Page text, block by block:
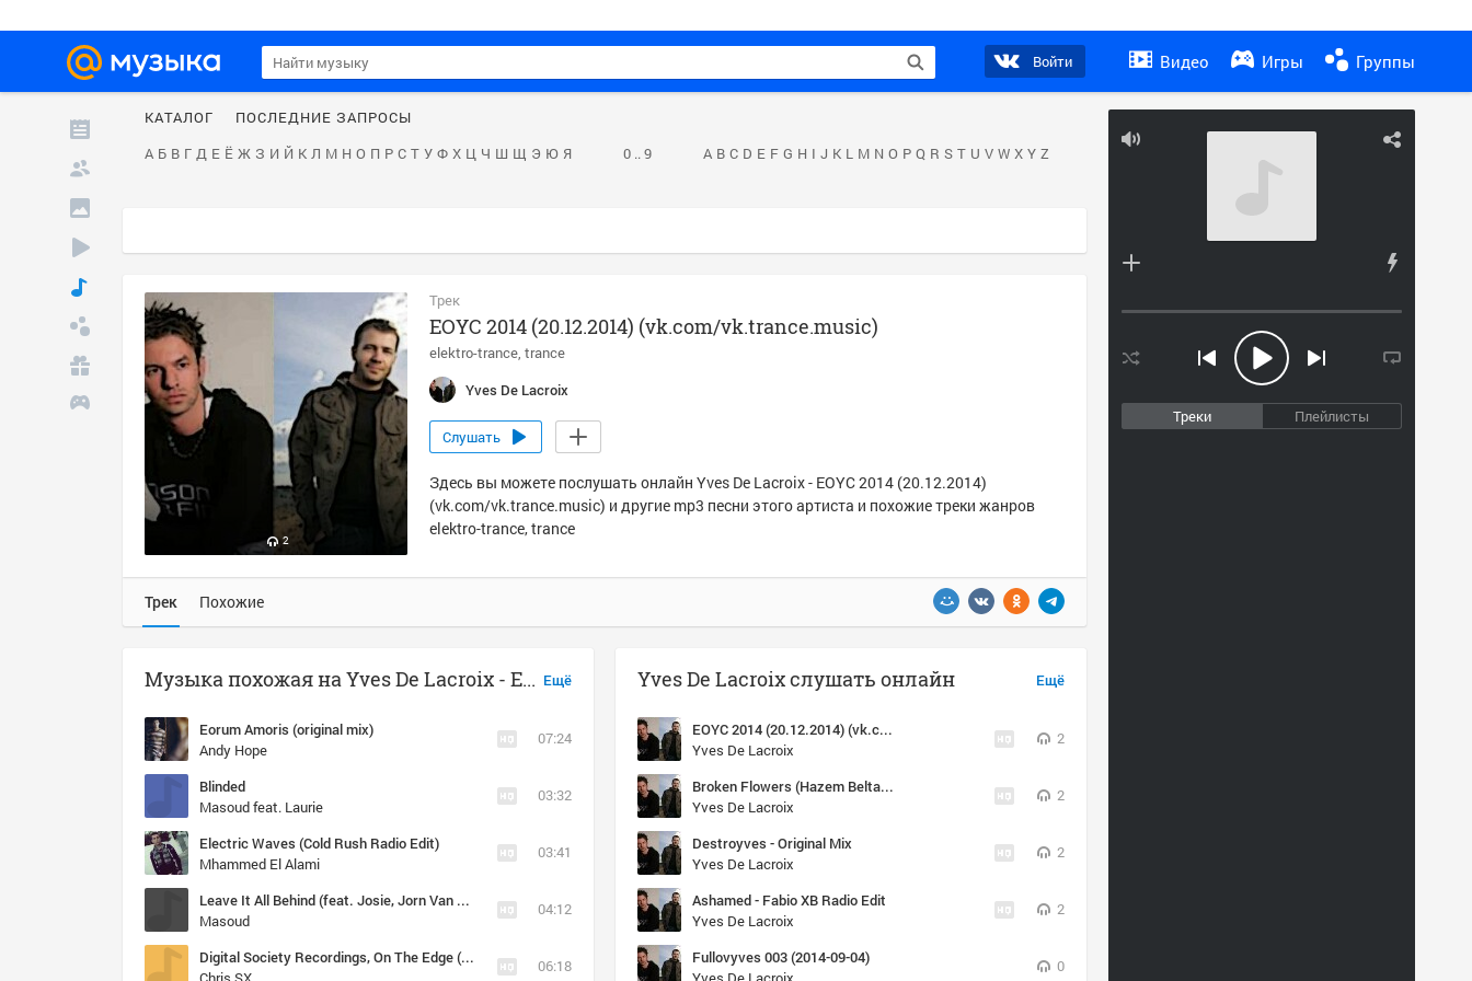
Войти Видео Игры Группы
Треки Плейлисты
КАТАЛОГ
ПОСЛЕДНИЕ ЗАПРОСЫ
А Б В Г Д Е Ё Ж З И Й К Л М Н О П Р С Т У Ф Х Ц Ч Ш Щ Э Ю Я 0 .. 9 A B C D E F G H I J K L M N O P Q R S T U V W X Y Z
2
Трек
EOYC 2014 (20.12.2014) (vk.com/vk.trance.music)
elektro-trance trance
Yves De Lacroix
Слушать
Здесь вы можете послушать онлайн Yves De Lacroix - EOYC 2014 (20.12.2014)
(vk.com/vk.trance.music) и другие mp3 песни этого артиста и похожие треки жанров
elektro-trance, trance
Трек Похожие
Ещё
Музыка похожая на Yves De Lacroix - EOYC 2014 (20.12.2014) (vk.com/vk.trance.music)
Eorum Amoris (original mix)
Andy Hope
07:24
Blinded
Masoud feat. Laurie
03:32
Electric Waves (Cold Rush Radio Edit)
Mhammed El Alami
03:41
Leave It All Behind (feat. Josie, Jorn Van Deynhoven Remix)
Masoud
04:12
Digital Society Recordings, On The Edge (Original Mix)
06:18
Ещё
Yves De Lacroix слушать онлайн
EOYC 2014 (20.12.2014) (vk.com/vk.trance.music)
Yves De Lacroix
2
Broken Flowers (Hazem Beltagui Remix)
Yves De Lacroix
2
Destroyves - Original Mix
Yves De Lacroix
2
Ashamed - Fabio XB Radio Edit
Yves De Lacroix
2
Fullovyves 003 (2014-09-04)
0